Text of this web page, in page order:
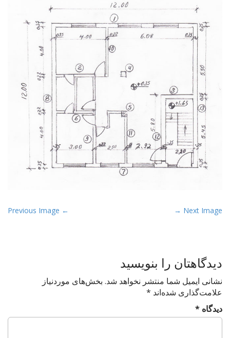
P
n
a
v
i
g
← Previous Image Next Image →
دیدگاهتان را بنویسید
نشانی ایمیل شما منتشر نخواهد شد. بخش‌های موردنیاز
علامت‌گذاری شده‌اند *
دیدگاه *